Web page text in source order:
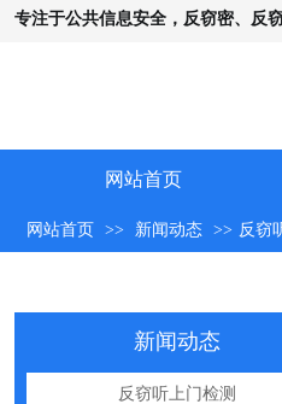
专注于公共信息安全，反窃密、反
网站首页
网站首页 >> 新闻动态 >> 反窃
新闻动态
反窃听上门检测
怀疑自己被窃听该怎么办？